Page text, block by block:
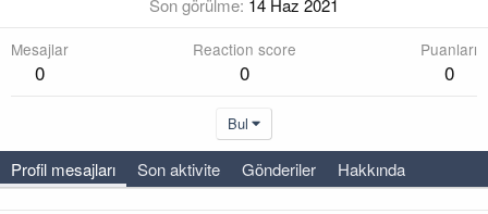
Son görülme 14 Haz 2021
Mesajlar
0
Reaction score
0
Puanları
0
Bul
Profil mesajları Son aktivite Gönderiler Hakkında